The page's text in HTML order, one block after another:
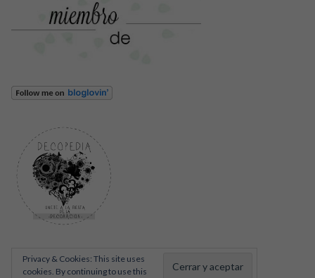
Privacy & Cookies: This site uses
cookies. By continuing to use this